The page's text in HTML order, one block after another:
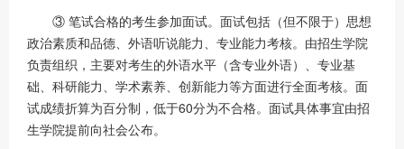
③ 笔试合格的考生参加面试。面试包括（但不限于）思想
政治素质和品德、外语听说能力、专业能力考核。由招生学院
负责组织，主要对考生的外语水平（含专业外语）、专业基
础、科研能力、学术素养、创新能力等方面进行全面考核。面
试成绩折算为百分制，低于60分为不合格。面试具体事宜由招
生学院提前向社会公布。